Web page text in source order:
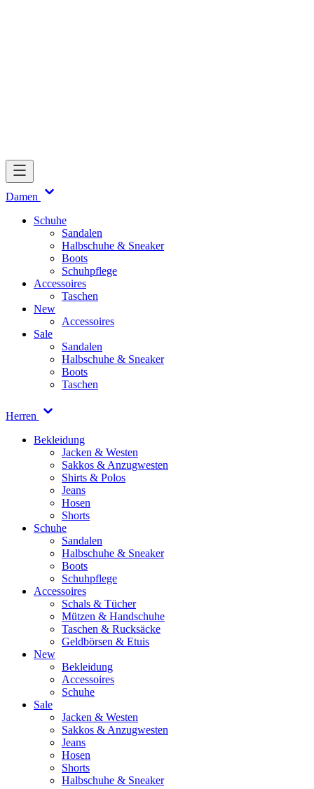
Damen
Schuhe
Sandalen
Halbschuhe & Sneaker
Boots
Schuhpflege
Accessoires
Taschen
New
Accessoires
Sale
Sandalen
Halbschuhe & Sneaker
Boots
Taschen
Herren
Bekleidung
Jacken & Westen
Sakkos & Anzugwesten
Shirts & Polos
Jeans
Hosen
Shorts
Schuhe
Sandalen
Halbschuhe & Sneaker
Boots
Schuhpflege
Accessoires
Schals & Tücher
Mützen & Handschuhe
Taschen & Rucksäcke
Geldbörsen & Etuis
New
Bekleidung
Accessoires
Schuhe
Sale
Jacken & Westen
Sakkos & Anzugwesten
Jeans
Hosen
Shorts
Halbschuhe & Sneaker